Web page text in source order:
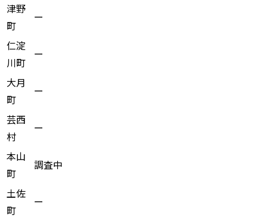
津野
町
ー
仁淀
川町
ー
大月
町
ー
芸西
村
ー
本山
町
調査中
土佐
町
ー